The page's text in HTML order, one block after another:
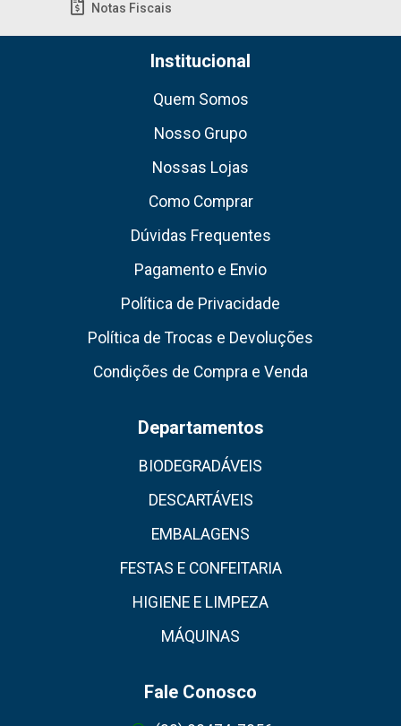
Notas Fiscais
Institucional
Quem Somos
Nosso Grupo
Nossas Lojas
Como Comprar
Dúvidas Frequentes
Pagamento e Envio
Política de Privacidade
Política de Trocas e Devoluções
Condições de Compra e Venda
Departamentos
BIODEGRADÁVEIS
DESCARTÁVEIS
EMBALAGENS
FESTAS E CONFEITARIA
HIGIENE E LIMPEZA
MÁQUINAS
Fale Conosco